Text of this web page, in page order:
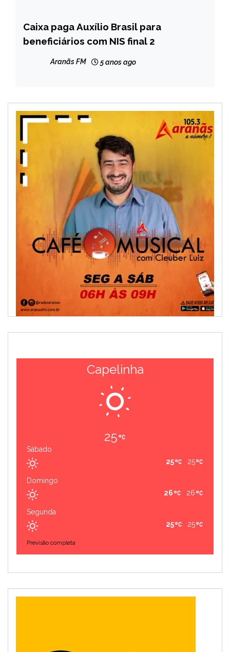
BRASIL
NOTÍCIAS
Caixa paga Auxílio Brasil para
beneficiários com NIS final 2
Aranãs FM 5 anos ago
Capelinha
25
Sábado
25
25
Domingo
26
26
Segunda
25
25
Previsão completa